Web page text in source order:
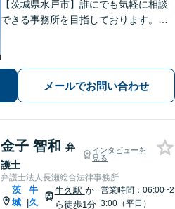
【茨城県水戸市】誰にでも気軽に相談
できる事務所を目指しております。依
にご相談ください。
メールでお問い合わせ
金子 智和 弁
護士
インタビューを
見る
弁護士法人長瀬総合法律事務所
茨
城 |
牛
久
牛久駅 か
ら徒歩1分
営業時間：06:00~2
3:00（平日）